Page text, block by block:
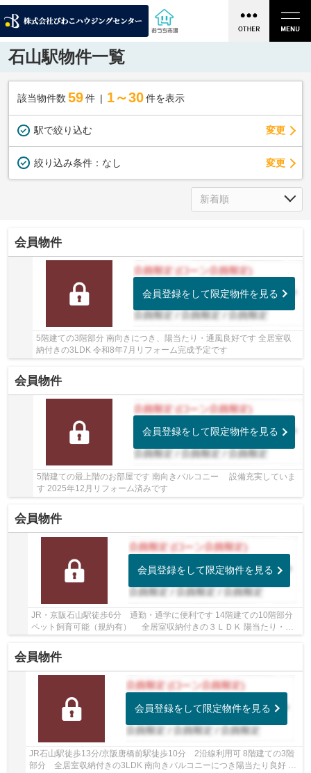
石山駅物件一覧
該当物件数 59件 1～30 件を表示
駅で絞り込む 変更
絞り込み条件： なし 変更
会員物件
会員登録をして限定物件を見る
5階建ての3階部分 南向きにつき、陽当たり・通風良好です 全居室収
納付きの3LDK 令和8年7月リフォーム完成予定です
会員物件
会員登録をして限定物件を見る
5階建ての最上階のお部屋です 南向きバルコニー 設備充実していま
す 2025年12月リフォーム済みです
会員物件
会員登録をして限定物件を見る
JR・京阪石山駅徒歩6分 通勤・通学に便利です 14階建ての10階部分
ペット飼育可能（規約有） 全居室収納付きの３ＬＤＫ 陽当たり・眺
会員物件
会員登録をして限定物件を見る
JR石山駅徒歩13分/京阪唐橋前駅徒歩10分 2沿線利用可 8階建ての3階
部分 全居室収納付きの3LDK 南向きバルコニーにつき陽当たり良好 小